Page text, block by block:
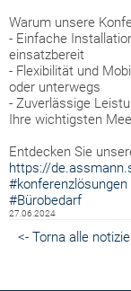
Warum unsere
- Einfache
einsatzbereit
- Flexibilität und
oder unterwegs
- Zuverlässige
Ihre wichtigsten
Entdecken Sie
https://
#konferenzlösungen
#Bürobedarf
27.06.2024
<- Torna alle notizie